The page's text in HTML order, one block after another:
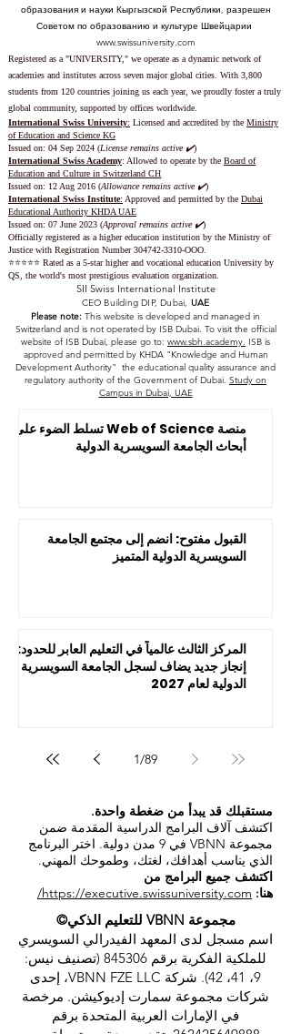
образования и науки Кыргызской Республики, разрешен
Советом по образованию и культуре Швейцарии
www.swissuniversity.com
Registered as a "UNIVERSITY," we operate as a dynamic network of
academies and institutes across seven major global cities. With 3,800
students from 120 countries joining us each year, we proudly foster a truly
global community, supported by offices worldwide.
International Swiss University: Licensed and accredited by the Ministry
of Education and Science KG
Issued on: 04 Sep 2024 (License remains active ✔️)
International Swiss Academy: Allowed to operate by the Board of
Education and Culture in Switzerland CH
Issued on: 12 Aug 2016 (Allowance remains active ✔️)
International Swiss Institute: Approved and permitted by the Dubai
Educational Authority KHDA UAE
Issued on: 07 June 2023 (Approval remains active ✔️)
Officially registered as a higher education institution by the Ministry of
Justice with Registration Number304742-3310-OOO.
⭐️⭐️⭐️⭐️⭐️ Rated as a 5-star higher and vocational education University by
QS, the world's most prestigious evaluation organization.
SII Swiss International Institute
CEO Building DIP, Dubai, UAE
Please note: This website is developed and managed in
Switzerland and is not operated by ISB Dubai. To visit the official
website of ISB Dubai, please go to: www.sbh.academy. ISB is
approved and permitted by KHDA "Knowledge and Human
Development Authority" the educational quality assurance and
regulatory authority of the Government of Dubai. Study on
Campus in Dubai, UAE
منصة Web of Science تسلط الضوء على
أبحاث الجامعة السويسرية الدولية
القبول مفتوح: انضم إلى مجتمع الجامعة
السويسرية الدولية المتميز
المركز الثالث عالمياً في التعليم العابر للحدود:
إنجاز جديد يضاف لسجل الجامعة السويسرية
الدولية لعام 2027
1/89
مستقبلك قد يبدأ من ضغطة واحدة.
اكتشف آلاف البرامج الدراسية المقدمة ضمن
مجموعة VBNN في 9 مدن دولية. اختر البرنامج
الذي يناسب أهدافك، لغتك، وطموحك المهني.
اكتشف جميع البرامج من
هنا: https://executive.swissuniversity.com/
مجموعة VBNN للتعليم الذكي©
اسم مسجل لدى المعهد الفيدرالي السويسري
للملكية الفكرية برقم 845306 (تصنيف نيس:
9، 41، 42). شركة VBNN FZE LLC، إحدى
شركات مجموعة سمارت إديوكيشن. مرخصة
في الإمارات العربية المتحدة برقم